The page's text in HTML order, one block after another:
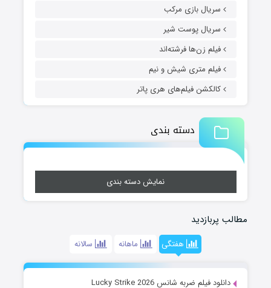
سریال بازی مرکب
سریال پوست شیر
فیلم زن‌ها فرشته‌اند
فیلم متری شیش و نیم
کالکشن فیلم‌های هری پاتر
دسته بندی
نمایش دسته بندی
مطالب پربازدید
هفتگی ماهانه سالانه
دانلود فیلم ضربه شانس Lucky Strike 2026